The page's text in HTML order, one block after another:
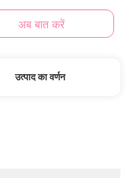
अब बात करें
उत्पाद का वर्णन